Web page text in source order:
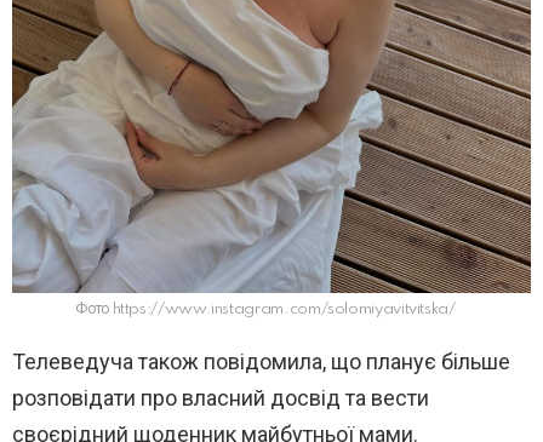
Фото https://www.instagram.com/solomiyavitvitska/
Телеведуча також повідомила, що планує більше
розповідати про власний досвід та вести
своєрідний щоденник майбутньої мами.